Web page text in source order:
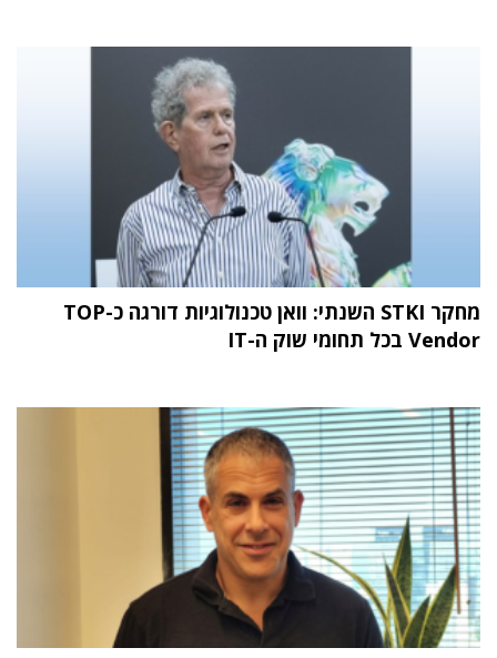
מחקר STKI השנתי: וואן טכנולוגיות דורגה כ-TOP
Vendor בכל תחומי שוק ה-IT